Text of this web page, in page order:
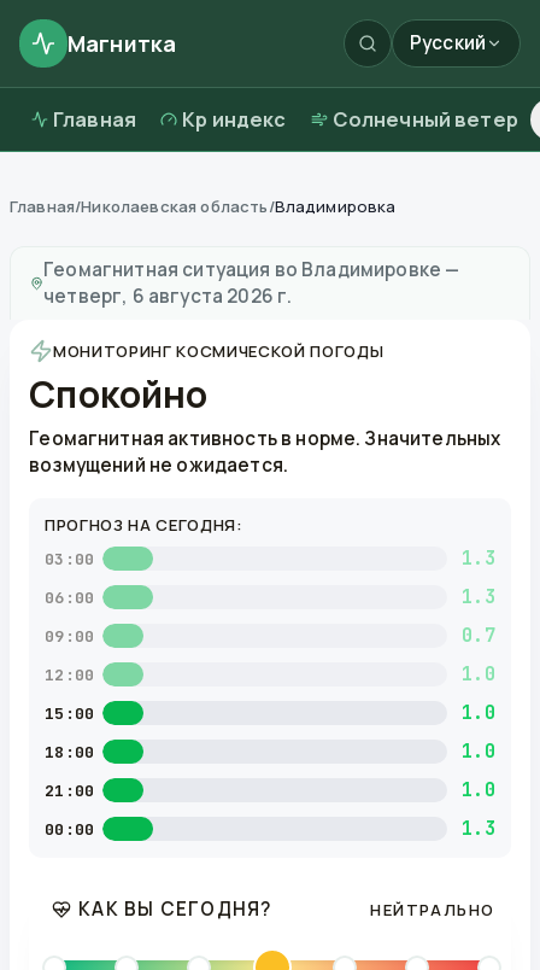
Магнитка Русский
Главная Kp индекс Солнечный ветер
Главная/Николаевская область/Владимировка
Геомагнитная ситуация во Владимировке —
четверг, 6 августа 2026 г.
МОНИТОРИНГ КОСМИЧЕСКОЙ ПОГОДЫ
Спокойно
Геомагнитная активность в норме. Значительных
возмущений не ожидается.
ПРОГНОЗ НА СЕГОДНЯ:
03:00 1.3
06:00 1.3
09:00 0.7
12:00 1.0
15:00 1.0
18:00 1.0
21:00 1.0
00:00 1.3
КАК ВЫ СЕГОДНЯ? НЕЙТРАЛЬНО